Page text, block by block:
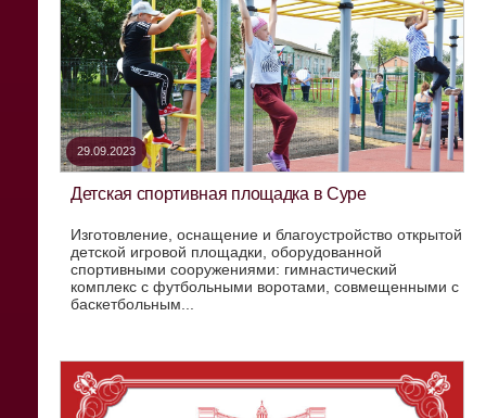
29.09.2023
Детская спортивная площадка в Суре
Изготовление, оснащение и благоустройство открытой
детской игровой площадки, оборудованной
спортивными сооружениями: гимнастический
комплекс с футбольными воротами, совмещенными с
баскетбольным...